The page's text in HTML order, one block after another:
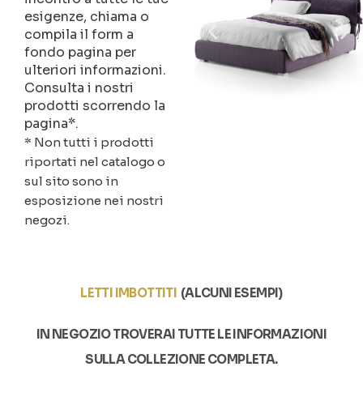
esigenze, chiama o
compila il form a
fondo pagina per
ulteriori informazioni.
Consulta i nostri
prodotti scorrendo la
pagina*.
* Non tutti i prodotti
riportati nel catalogo o
sul sito sono in
esposizione nei nostri
negozi.
LETTI IMBOTTITI (ALCUNI ESEMPI)
IN NEGOZIO TROVERAI TUTTE LE INFORMAZIONI
SULLA COLLEZIONE COMPLETA.